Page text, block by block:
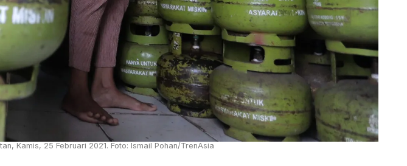
Kamis, 25 Februari 2021. Foto: Ismail Pohan/TrenAsia